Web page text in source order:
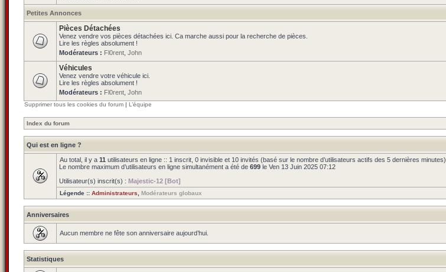
Petites Annonces
Pièces Détachées
Venez vendre vos pièces détachées ici. Ca marche aussi pour la recherche de pièces.
Lire les règles absolument !
Modérateurs : Fl0rent John
Véhicules
Venez vendre votre véhicule ici.
Lire les règles absolument !
Modérateurs : Fl0rent John
Supprimer tous les cookies du forum | L’équipe
Index du forum
Qui est en ligne ?
Au total, il y a 11 utilisateurs en ligne :: 1 inscrit, 0 invisible et 10 invités (basé sur le nombre d’utilisateurs actifs des 5 dernières minutes)
Le nombre maximum d’utilisateurs en ligne simultanément a été de 699 le Ven 13 Juin 2025 07:12
Utilisateur(s) inscrit(s) : Majestic-12 [Bot]
Légende :: Administrateurs Modérateurs globaux
Anniversaires
Aucun membre ne fête son anniversaire aujourd’hui.
Statistiques